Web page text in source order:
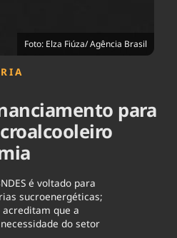
Foto: Elza Fiúza/ Agência Brasil
para
é voltado para
sucroenergéticas;
que a
do setor